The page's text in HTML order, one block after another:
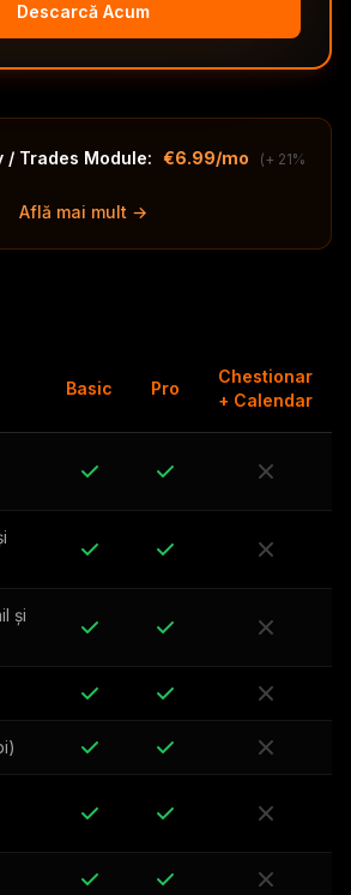
Descarcă Acum
/ Trades Module: €6.99/mo
(+ 21%
Află mai mult →
Basic Pro
Chestionar
+ Calendar
și